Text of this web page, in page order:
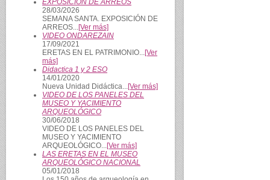
EXPOSICIÓN DE ARREOS
28/03/2026
SEMANA SANTA. EXPOSICIÓN DE
ARREOS...[Ver más]
VIDEO ONDAREZAIN
17/09/2021
ERETAS EN EL PATRIMONIO...[Ver
más]
Didactica 1 y 2 ESO
14/01/2020
Nueva Unidad Didáctica...[Ver más]
VIDEO DE LOS PANELES DEL
MUSEO Y YACIMIENTO
ARQUEOLÓGICO
30/06/2018
VIDEO DE LOS PANELES DEL
MUSEO Y YACIMIENTO
ARQUEOLÓGICO...[Ver más]
LAS ERETAS EN EL MUSEO
ARQUEOLÓGICO NACIONAL
05/01/2018